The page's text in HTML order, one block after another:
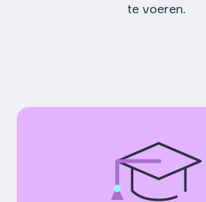
te voeren.